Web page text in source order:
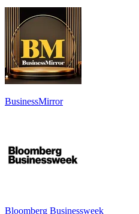
BusinessMirror
Bloomberg Businessweek